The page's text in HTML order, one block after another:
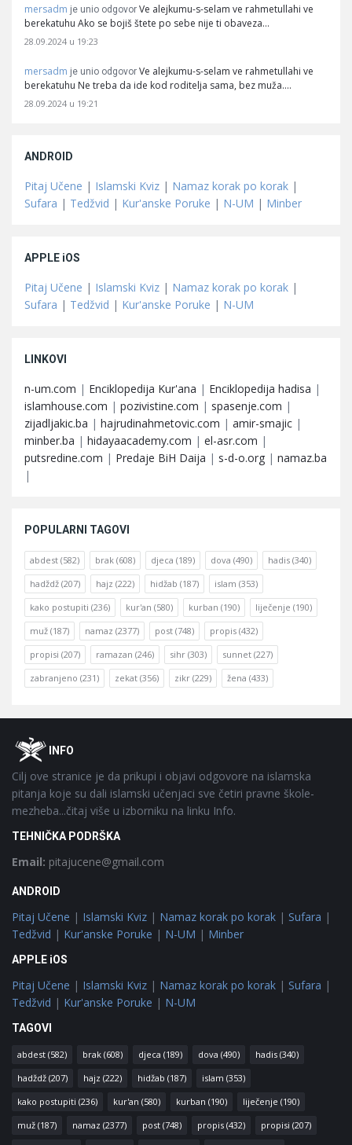
mersadm je unio odgovor Ve alejkumu-s-selam ve rahmetullahi ve
berekatuhu Ako se bojiš štete po sebe nije ti obaveza…
28.09.2024 u 19:23
mersadm je unio odgovor Ve alejkumu-s-selam ve rahmetullahi ve
berekatuhu Ne treba da ide kod roditelja sama, bez muža.…
28.09.2024 u 19:21
ANDROID
Pitaj Učene | Islamski Kviz | Namaz korak po korak |
Sufara | Tedžvid | Kur'anske Poruke | N-UM | Minber
APPLE iOS
Pitaj Učene | Islamski Kviz | Namaz korak po korak |
Sufara | Tedžvid | Kur'anske Poruke | N-UM
LINKOVI
n-um.com | Enciklopedija Kur'ana | Enciklopedija hadisa |
islamhouse.com | pozivistine.com | spasenje.com |
zijadljakic.ba | hajrudinahmetovic.com | amir-smajic |
minber.ba | hidayaacademy.com | el-asr.com |
putsredine.com | Predaje BiH Daija | s-d-o.org | namaz.ba
|
POPULARNI TAGOVI
abdest (582) brak (608) djeca (189) dova (490) hadis (340)
hadždž (207) hajz (222) hidžab (187) islam (353)
kako postupiti (236) kur'an (580) kurban (190) liječenje (190)
muž (187) namaz (2377) post (748) propis (432)
propisi (207) ramazan (246) sihr (303) sunnet (227)
zabranjeno (231) zekat (356) zikr (229) žena (433)
FooterOINFO
Cilj ove stranice je da prikupi i objavi odgovore na islamska
pitanja koje su dali islamski učenjaci sve četiri pravne škole-
mezheba...čitaj više u izborniku na linku Info.
TEHNIČKA PODRŠKA
Email: pitajucene@gmail.com
ANDROID
Pitaj Učene | Islamski Kviz | Namaz korak po korak | Sufara |
Tedžvid | Kur'anske Poruke | N-UM | Minber
APPLE iOS
Pitaj Učene | Islamski Kviz | Namaz korak po korak | Sufara |
Tedžvid | Kur'anske Poruke | N-UM
TAGOVI
abdest (582) brak (608) djeca (189) dova (490) hadis (340)
hadždž (207) hajz (222) hidžab (187) islam (353)
kako postupiti (236) kur'an (580) kurban (190) liječenje (190)
muž (187) namaz (2377) post (748) propis (432) propisi (207)